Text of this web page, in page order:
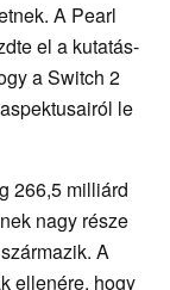
A Pearl
el a kutatás-
a Switch 2
le
266,5 milliárd
nagy része
A
ellenére, hogy